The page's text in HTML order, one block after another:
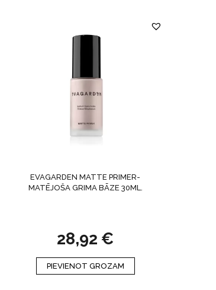
EVAGARDEN MATTE PRIMER-
MATĒJOŠA GRIMA BĀZE 30ML.
28,92 €
PIEVIENOT GROZAM